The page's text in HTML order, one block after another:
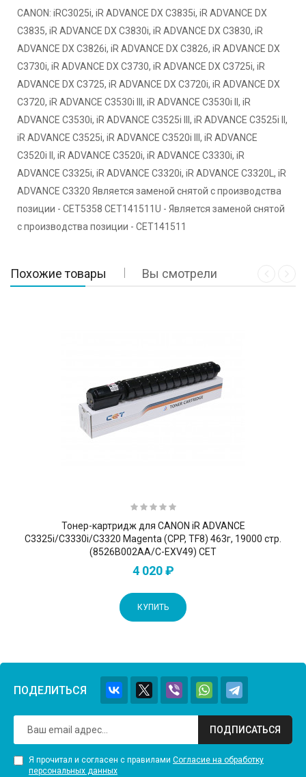
CANON: iRC3025i, iR ADVANCE DX C3835i, iR ADVANCE DX
C3835, iR ADVANCE DX C3830i, iR ADVANCE DX C3830, iR
ADVANCE DX C3826i, iR ADVANCE DX C3826, iR ADVANCE DX
C3730i, iR ADVANCE DX C3730, iR ADVANCE DX C3725i, iR
ADVANCE DX C3725, iR ADVANCE DX C3720i, iR ADVANCE DX
C3720, iR ADVANCE C3530i III, iR ADVANCE C3530i II, iR
ADVANCE C3530i, iR ADVANCE C3525i III, iR ADVANCE C3525i II,
iR ADVANCE C3525i, iR ADVANCE C3520i III, iR ADVANCE
C3520i II, iR ADVANCE C3520i, iR ADVANCE C3330i, iR
ADVANCE C3325i, iR ADVANCE C3320i, iR ADVANCE C3320L, iR
ADVANCE C3320 Является заменой снятой с производства
позиции - CET5358 CET141511U - Является заменой снятой
с производства позиции - CET141511
Похожие товары Вы смотрели
Тонер-картридж для CANON iR ADVANCE
C3325i/C3330i/C3320 Magenta (CPP, TF8) 463г, 19000 стр.
(8526B002AA/C-EXV49) CET
4 020 ₽
КУПИТЬ
ПОДЕЛИТЬСЯ
ПОДПИСАТЬСЯ
Я прочитал и согласен с правилами Согласие на обработку
персональных данных